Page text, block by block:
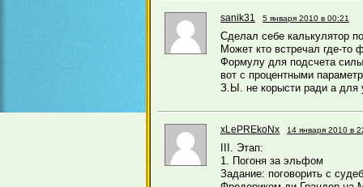
sanik31 5 января 2010 в 00:21
Сделал себе калькулятор
Может кто встречал где-то
Формулу для подсчета
вот с процентными
З.Ы. не корысти ради а для
xLePREkoNx 14 января 2010 в
III. Этап:
1. Погоня за эльфом
Задание: поговорить с